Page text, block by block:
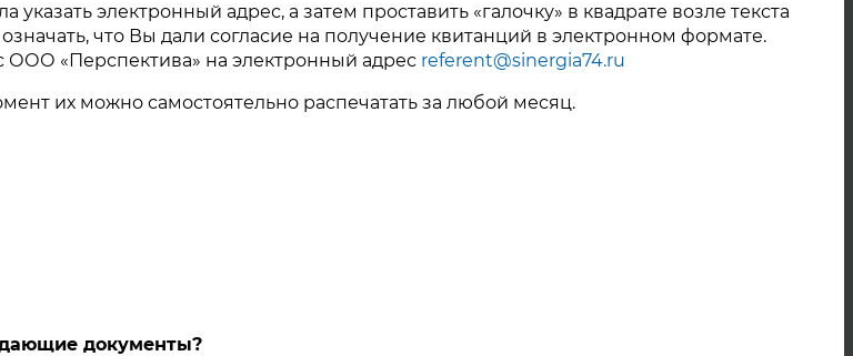
электронный адрес, а затем проставить «галочку» в квадрате возле текста
что Вы дали согласие на получение квитанций в электронном формате.
ООО «Перспектива» на электронный адрес referent@sinergia74.ru
их можно самостоятельно распечатать за любой месяц.
документы?
Сентябрь 2022
Август 2022
Июль 2022